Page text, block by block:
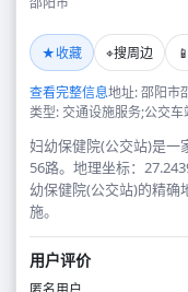
★收藏 ⌖搜周边 📱
查看完整信息地址: 邵阳市
类型: 交通设施服务;公交
妇幼保健院(公交站)是一
56路。地理坐标：
幼保健院(公交站)的精
施。
用户评价